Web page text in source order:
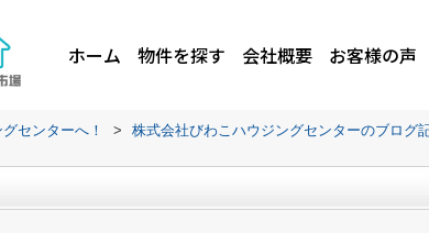
ホーム 物件を探す 会社概要 お客様の声
センターへ！ > 株式会社びわこハウジングセンターのブログ